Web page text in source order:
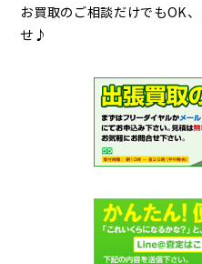
お買取のご相談だけでもOK
せ♪